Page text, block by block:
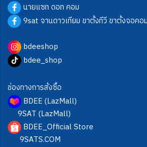
นายแซท ดอท คอม
9sat จานดาวเทียม ขาตั้งทีวี ขาตั้งจอคอ
bdeeshop
bdee_shop
ช่องทางการสั่งซื้อ
BDEE (LazMall)
9SAT (LazMall)
BDEE_Official Store
9SATS.COM